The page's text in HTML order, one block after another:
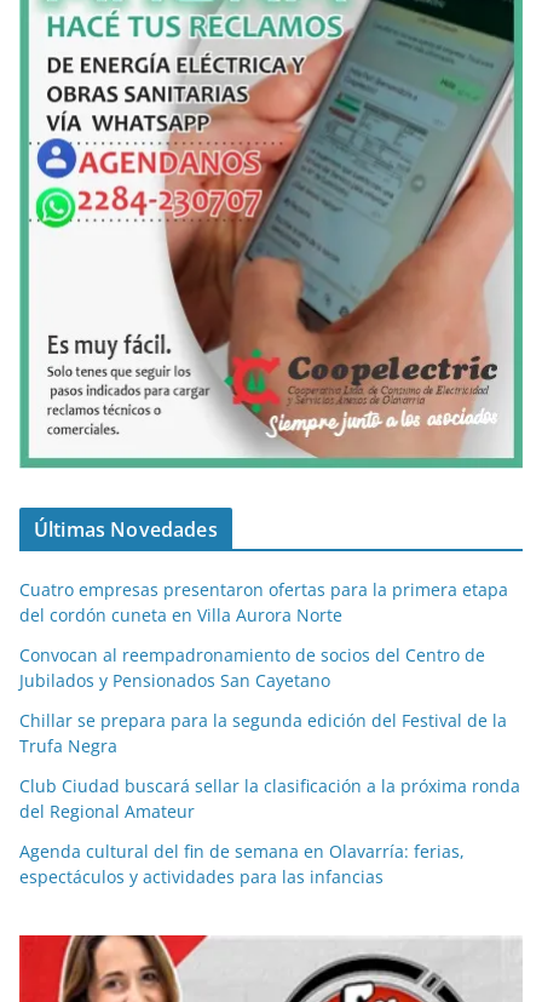
Últimas Novedades
Cuatro empresas presentaron ofertas para la primera etapa
del cordón cuneta en Villa Aurora Norte
Convocan al reempadronamiento de socios del Centro de
Jubilados y Pensionados San Cayetano
Chillar se prepara para la segunda edición del Festival de la
Trufa Negra
Club Ciudad buscará sellar la clasificación a la próxima ronda
del Regional Amateur
Agenda cultural del fin de semana en Olavarría: ferias,
espectáculos y actividades para las infancias